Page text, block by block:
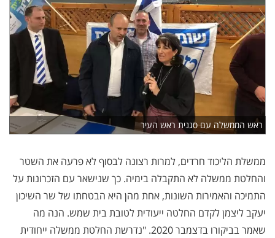
ראש הממשלה עם סגנית ראש העיר
ממשלת הליכוד חרדים, למרות רצונה לבסוף לא פרעה את השטר
והחלטת ממשלה לא התקבלה בימיה. כך שנישאר עם הזכרונות על
התמיכה והאמירות השונות, אחת מהן היא הבטחתו של שר השיכון
יעקב ליצמן לקדם החלטה ייעודית לטובת בית שמש. הנה מה
שאמר בביקורו בדצמבר 2020. "נדרשת החלטת ממשלה ייחודית